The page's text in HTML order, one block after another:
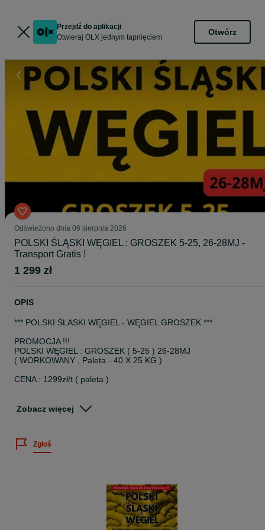
Przejdź do aplikacji
Otwieraj OLX jednym tapnięciem
Otwórz
Odświeżono dnia 06 sierpnia 2026
POLSKI ŚLĄSKI WĘGIEL : GROSZEK 5-25, 26-28MJ -
Transport Gratis !
1 299 zł
OPIS
*** POLSKI ŚLASKI WĘGIEL - WĘGIEL GROSZEK ***
PROMOCJA !!!
POLSKI WĘGIEL : GROSZEK ( 5-25 ) 26-28MJ
( WORKOWANY , Paleta - 40 X 25 KG )
CENA : 1299zł/t ( paleta )
*dostępny: luz/big-bag/worek
" Zamów już dziś - nie przepłacaj "
Zawartość wilgoci Wtr: max 12.0 %
Zobacz więcej
Zgłoś